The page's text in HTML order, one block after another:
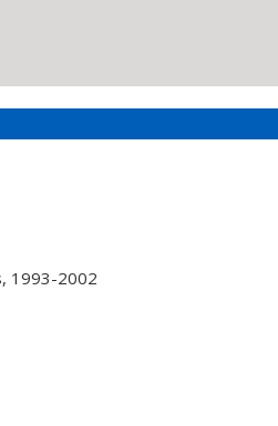
1993-2002